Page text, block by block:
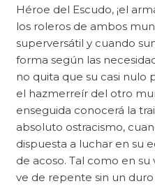
Héroe del Escudo, ¡el
los roleros de ambos
superversátil y cuando
forma según las
no quita que su casi nulo
el hazmerreír del otro
enseguida conocerá la
absoluto ostracismo,
dispuesta a luchar en su
de acoso. Tal como en
ve de repente sin un